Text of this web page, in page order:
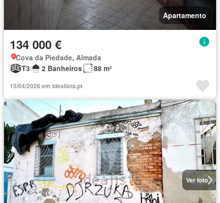
Apartamento
134 000 €
Cova da Piedade, Almada
T3
2 Banheiros 88 m²
15/04/2026 em idealista.pt
Ver foto